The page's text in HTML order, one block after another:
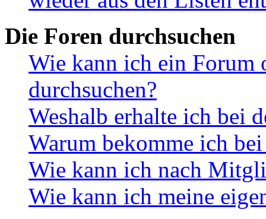
Die Foren durchsuchen
Wie kann ich ein Forum
durchsuchen?
Weshalb erhalte ich bei
Warum bekomme ich
Wie kann ich nach
Wie kann ich meine